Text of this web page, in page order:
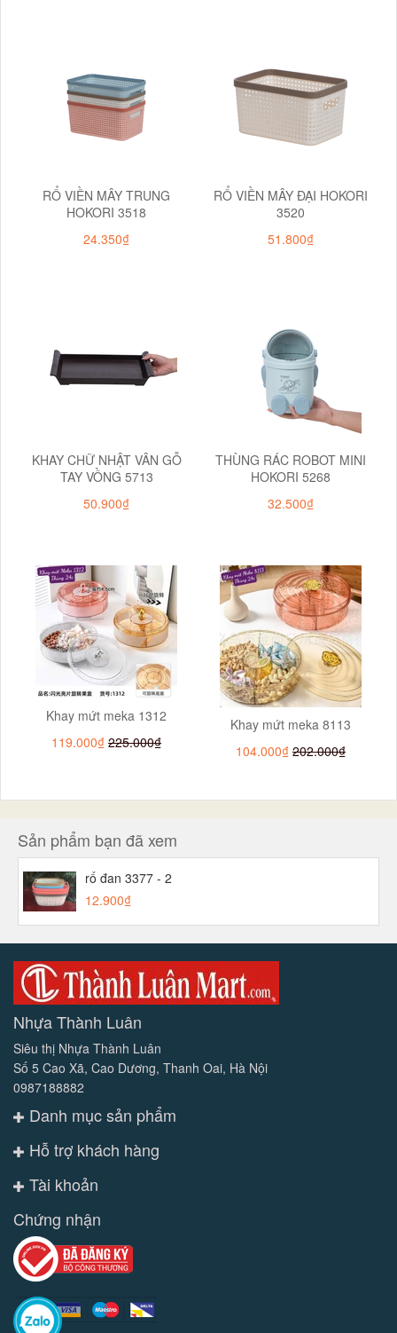
RỔ VIỀN MÂY TRUNG
HOKORI 3518
24.350₫
RỔ VIỀN MÂY ĐẠI HOKORI
3520
51.800₫
KHAY CHỮ NHẬT VÂN GỖ
TAY VỒNG 5713
50.900₫
THÙNG RÁC ROBOT MINI
HOKORI 5268
32.500₫
Khay mứt meka 1312
119.000₫ 225.000₫
Khay mứt meka 8113
104.000₫ 202.000₫
Sản phẩm bạn đã xem
rổ đan 3377 - 2
12.900₫
Nhựa Thành Luân
Siêu thị Nhựa Thành Luân
Số 5 Cao Xã, Cao Dương, Thanh Oai, Hà Nội
0987188882
Danh mục sản phẩm
Hỗ trợ khách hàng
Tài khoản
Chứng nhận